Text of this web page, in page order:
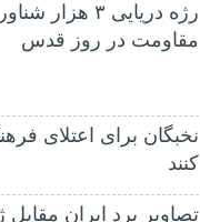
رژه دریایی ۳
مقاومت در روز قدس
نخبگان برای اعتلای
کنند
تصاویر برد ایران مقابل